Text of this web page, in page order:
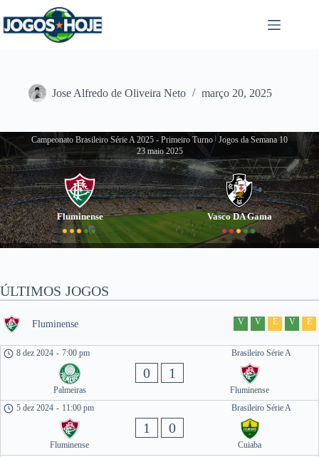
para
o
Jose Alfredo de Oliveira Neto março 20, 2025
Campeonato Brasileiro Série A 2025 - Primeiro Turno | Jogos da Semana 10
23 maio 2025
Fluminense Vasco DA Gama
ÚLTIMOS JOGOS
Fluminense V V E V E
Brasileiro Série A
8 dez 2024 - 7:00 pm
Palmeiras
0 1
Fluminense
Brasileiro Série A
5 dez 2024 - 11:00 pm
Fluminense
1 0
Cuiaba